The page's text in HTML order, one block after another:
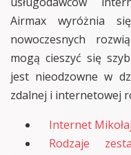
Airmax wyróżnia
nowoczesnych
mogą cieszyć się
jest nieodzowne w
zdalnej i internetowej
Internet
Rodzaje